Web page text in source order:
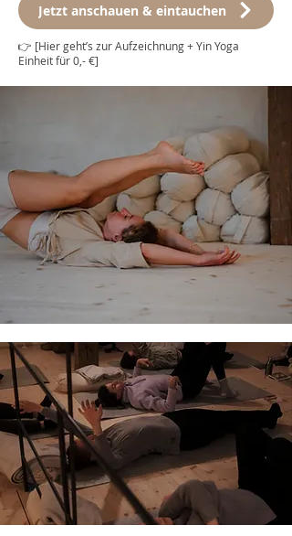
Jetzt anschauen & eintauchen
👉 [Hier geht’s zur Aufzeichnung + Yin Yoga
Einheit für 0,- €]